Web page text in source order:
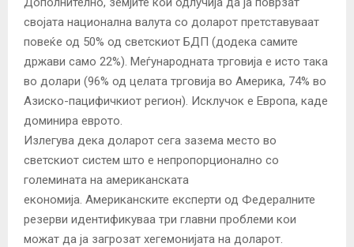
својата национална валута со доларот претставуваат
повеќе од 50% од светскиот БДП (додека самите
држави само 22%). Меѓународната трговија е исто така
во долари (96% од целата трговија во Америка, 74% во
Азиско-пацифичкиот регион). Исклучок е Европа, каде
доминира еврото.
Излегува дека доларот сега зазема место во
светскиот систем што е непропорционално со
големината на американската
економија. Американските експерти од Федералните
резерви идентификуваа три главни проблеми кои
можат да ја загрозат хегемонијата на доларот.